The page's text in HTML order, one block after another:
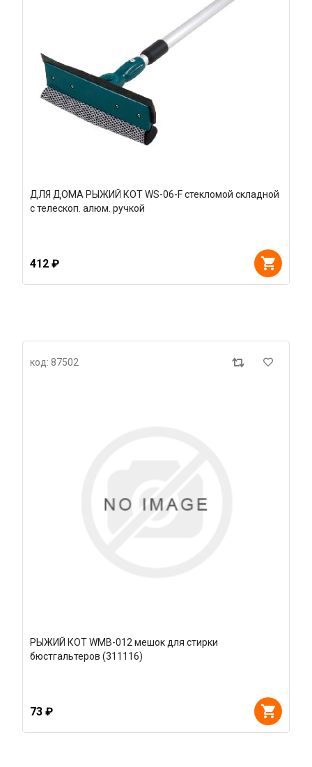
ДЛЯ ДОМА РЫЖИЙ КОТ WS-06-F стекломой складной
с телескоп. алюм. ручкой
412 ₽
код: 87502
РЫЖИЙ КОТ WMB-012 мешок для стирки
бюстгальтеров (311116)
73 ₽